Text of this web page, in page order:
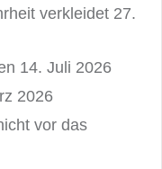
verkleidet 27.
14. Juli 2026
2026
vor das